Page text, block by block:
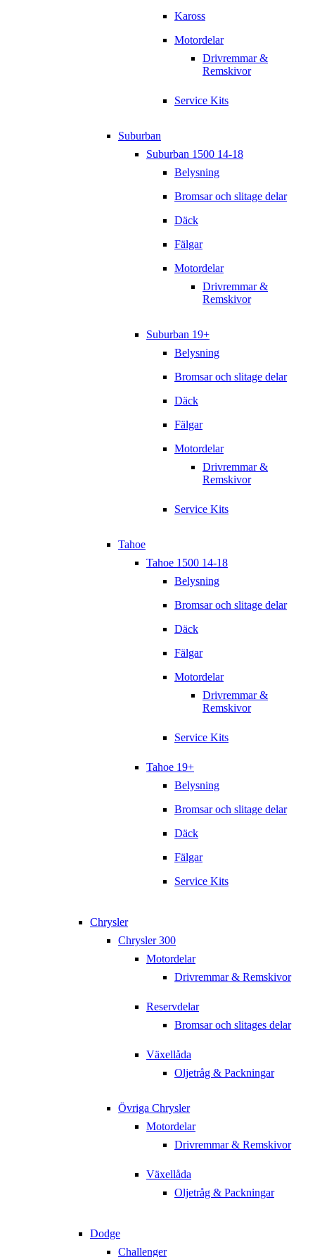
Kaross
Motordelar
Drivremmar &
Remskivor
Service Kits
Suburban
Suburban 1500 14-18
Belysning
Bromsar och slitage delar
Däck
Fälgar
Motordelar
Drivremmar &
Remskivor
Suburban 19+
Belysning
Bromsar och slitage delar
Däck
Fälgar
Motordelar
Drivremmar &
Remskivor
Service Kits
Tahoe
Tahoe 1500 14-18
Belysning
Bromsar och slitage delar
Däck
Fälgar
Motordelar
Drivremmar &
Remskivor
Service Kits
Tahoe 19+
Belysning
Bromsar och slitage delar
Däck
Fälgar
Service Kits
Chrysler
Chrysler 300
Motordelar
Drivremmar & Remskivor
Reservdelar
Bromsar och slitages delar
Växellåda
Oljetråg & Packningar
Övriga Chrysler
Motordelar
Drivremmar & Remskivor
Växellåda
Oljetråg & Packningar
Dodge
Challenger